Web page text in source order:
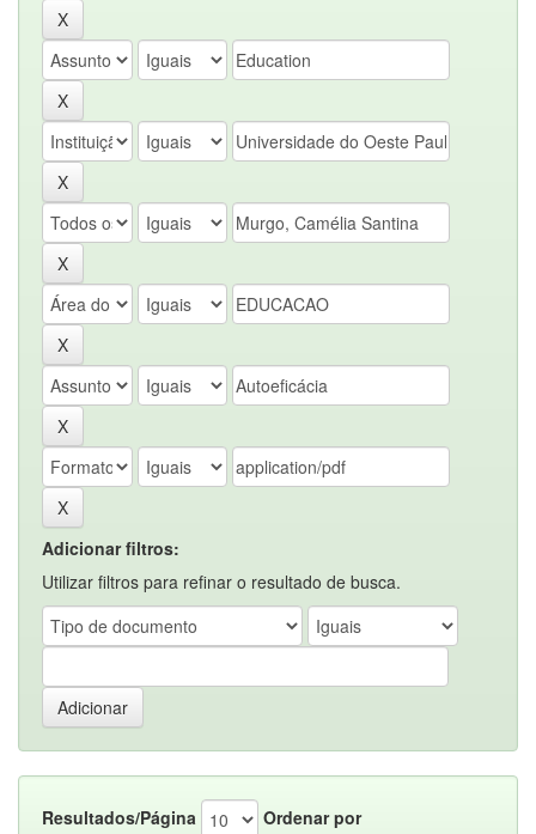
Adicionar filtros:
Utilizar filtros para refinar o resultado de busca.
Resultados/Página
Ordenar por